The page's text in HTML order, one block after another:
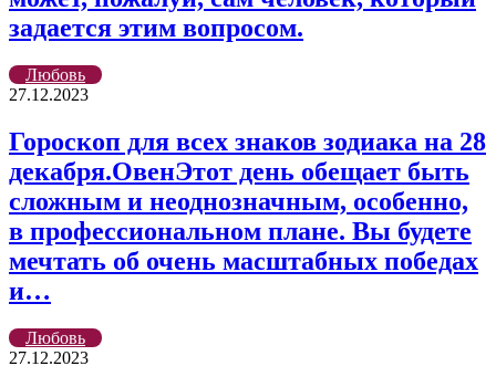
задается этим вопросом.
Любовь
27.12.2023
Гороскоп для всех знаков зодиака на 28
декабря.ОвенЭтот день обещает быть
сложным и неоднозначным, особенно,
в профессиональном плане. Вы будете
мечтать об очень масштабных победах
и…
Любовь
27.12.2023